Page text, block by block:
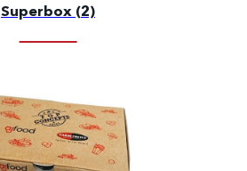
Superbox (2)